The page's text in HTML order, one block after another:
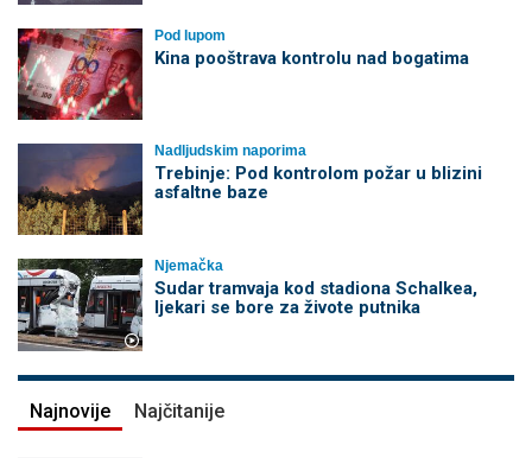
Pod lupom
Kina pooštrava kontrolu nad bogatima
Nadljudskim naporima
Trebinje: Pod kontrolom požar u blizini
asfaltne baze
Njemačka
Sudar tramvaja kod stadiona Schalkea,
ljekari se bore za živote putnika
Najnovije Najčitanije